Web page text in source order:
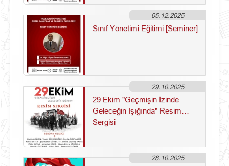
05.12.2025
Sınıf Yönetimi Eğitimi [Seminer]
29.10.2025
29 Ekim "Geçmişin İzinde
Geleceğin Işığında" Resim
Sergisi
28.10.2025